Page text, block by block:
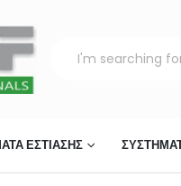
ΕΣΤΊΑΣΗΣ